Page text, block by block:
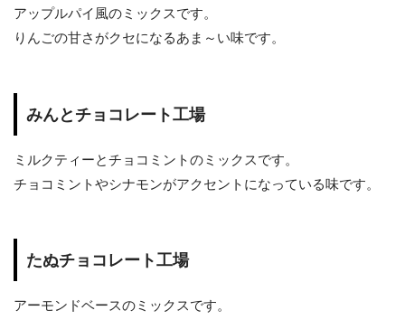
アップルパイ風のミックスです。
りんごの甘さがクセになるあま～い味です。
みんとチョコレート工場
ミルクティーとチョコミントのミックスです。
チョコミントやシナモンがアクセントになっている味です。
たぬチョコレート工場
アーモンドベースのミックスです。